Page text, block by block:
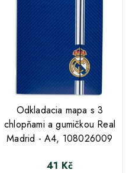
Odkladacia mapa s 3
chlopňami a gumičkou Real
Madrid - A4, 108026009
Cena
41 Kč